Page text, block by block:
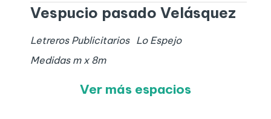
Vespucio pasado Velásquez
Letreros Publicitarios
Lo Espejo
Medidas m x 8m
Ver más espacios